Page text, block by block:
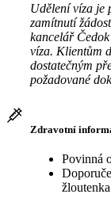
Udělení víza je
zamítnutí
kancelář
víza. Klientům
dostatečným
požadované
Zdravotní
Povinná